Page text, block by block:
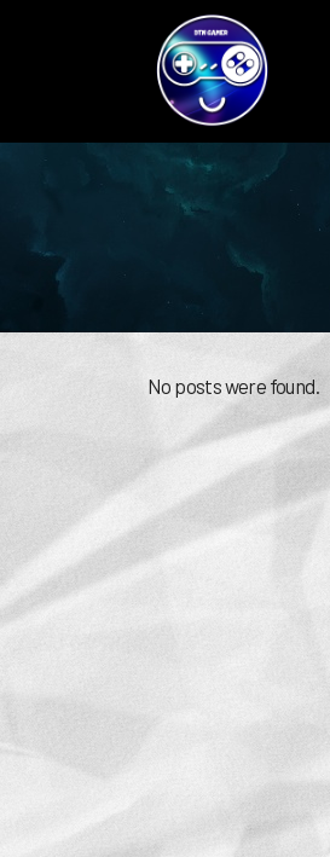
No posts were found.